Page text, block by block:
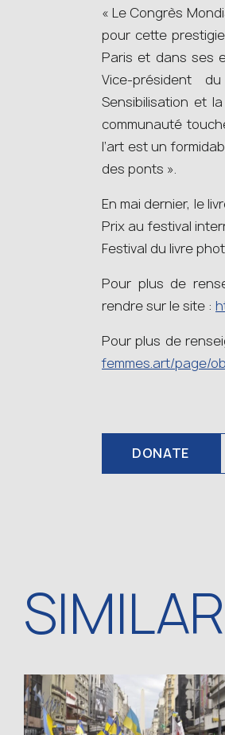
« Le Congrès
pour cette
Paris et dans ses
Vice-président
Sensibilisation et
communauté
l’art est un
des ponts ».
En mai dernier, le
Prix au festival
Festival du livre
Pour plus de
rendre sur le site :
Pour plus de
femmes.art/page/
DONATE